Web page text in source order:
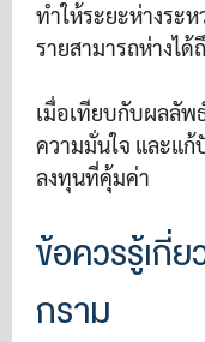
ทำให้ระยะห่างระ
รายสามารถห่างได้
เมื่อเทียบกับผลลัพ
ความมั่นใจ และแ
ลงทุนที่คุ้มค่า
ข้อควรรู้เกี่
กราม